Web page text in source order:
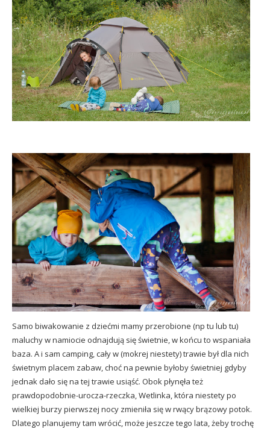
Samo biwakowanie z dziećmi mamy przerobione (np tu lub tu)
maluchy w namiocie odnajdują się świetnie, w końcu to wspaniała
baza. A i sam camping, cały w (mokrej niestety) trawie był dla nich
świetnym placem zabaw, choć na pewnie byłoby świetniej gdyby
jednak dało się na tej trawie usiąść. Obok płynęła też
prawdopodobnie-urocza-rzeczka, Wetlinka, która niestety po
wielkiej burzy pierwszej nocy zmieniła się w rwący brązowy potok.
Dlatego planujemy tam wrócić, może jeszcze tego lata, żeby trochę